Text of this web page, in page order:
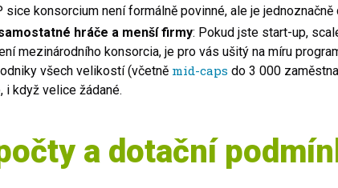
sice konsorcium není formálně povinné, ale je jednoznačně
hráče a menší firmy: Pokud jste start-up,
mezinárodního konsorcia, je pro vás ušitý na míru
všech velikostí (včetně mid-caps do 3 000
i když velice žádané.
a dotační